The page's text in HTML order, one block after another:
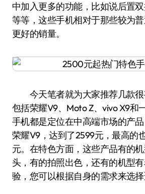
中加入更多的功能，比如说后置
等等，这些手机相对于那些较为
更好的销量。
今天笔者就为大家推荐几款很
包括荣耀V9、Moto Z、vivo X9和
手机都是定位在中高端市场的产
荣耀V9，达到了2599元，最高的
元。在特色方面，这些产品有的
头，有的拍照出色，还有的机型
验，您可以根据自身的需求来选择